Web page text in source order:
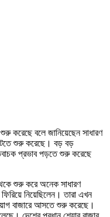
করেছে বলে জানিয়েছেন সাধারণ
শুরু করেছে। বড় বড়
প্রভাব পড়তে শুরু করেছে
থেকে শুরু করে অনেক সাধারণ
ফিরিয়ে নিয়েছিলেন। তারা এখন
বাজারে আসতে শুরু করেছে।